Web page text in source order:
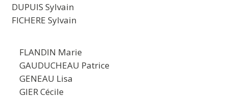
DUPUIS Sylvain
FICHERE Sylvain
FLANDIN Marie
GAUDUCHEAU Patrice
GENEAU Lisa
GIER Cécile